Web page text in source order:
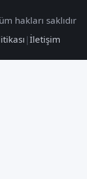
hakları saklıdır
|İletişim